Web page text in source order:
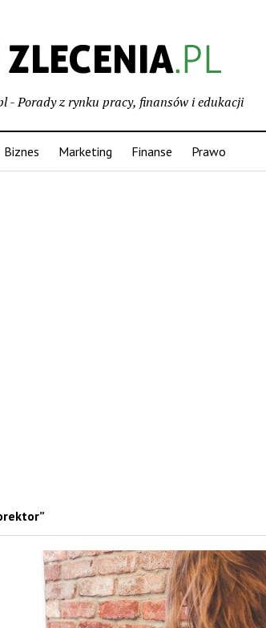
- Porady z rynku pracy, finansów i edukacji
Biznes Marketing Finanse Prawo